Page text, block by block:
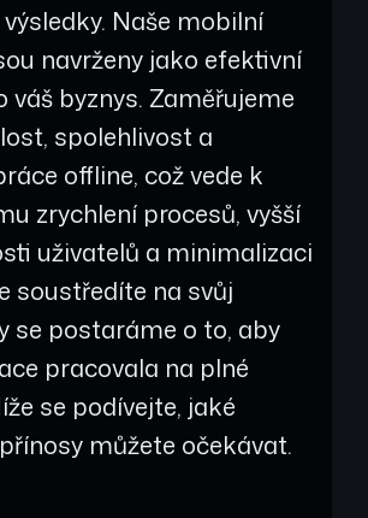
Naše mobilní
navrženy jako efektivní
váš byznys. Zaměřujeme
spolehlivost a
offline, což vede k
zrychlení procesů, vyšší
uživatelů a minimalizaci
soustředíte na svůj
se postaráme o to, aby
pracovala na plné
se podívejte, jaké
můžete očekávat.